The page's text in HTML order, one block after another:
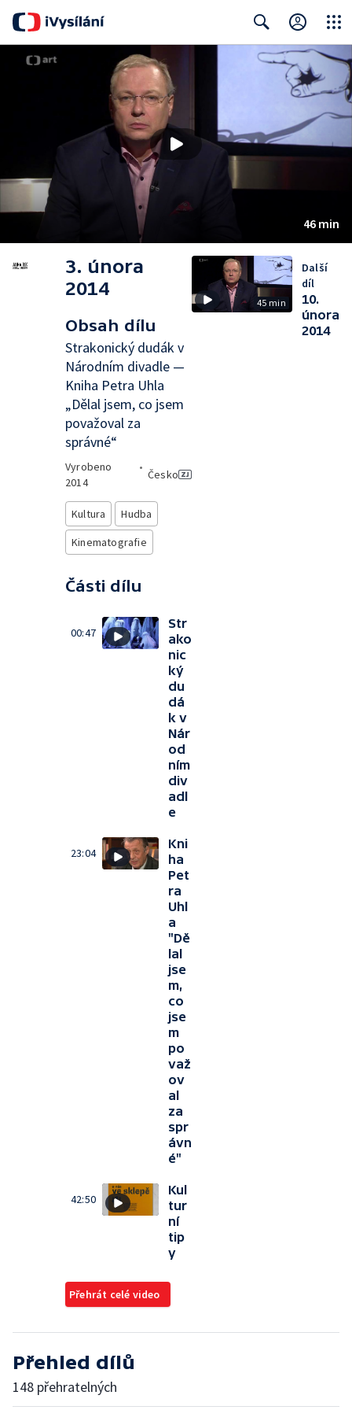
Search Close
46 min
3. února
2014
Obsah dílu
Strakonický dudák v
Národním divadle —
Kniha Petra Uhla
„Dělal jsem, co jsem
považoval za
správné“
Vyrobeno
2014
•
Česko
Kultura
Hudba
Kinematografie
Části dílu
00:47
Str
ako
nic
ký
du
dá
k v
Nár
od
ním
div
adl
e
23:04
Kni
ha
Pet
ra
Uhl
a
"Dě
lal
jse
m,
co
jse
m
po
važ
ov
al
za
spr
ávn
é"
42:50
Kul
tur
ní
tip
y
Přehrát celé video
45 min
Další
díl
10.
února
2014
Přehled dílů
148 přehratelných